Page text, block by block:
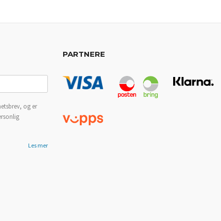
og er
Les mer
PARTNERE